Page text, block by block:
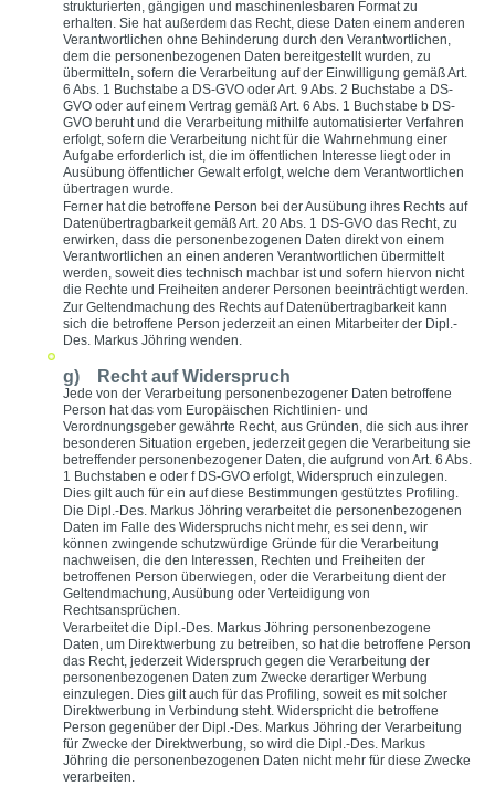
strukturierten, gängigen und maschinenlesbaren Format zu
erhalten. Sie hat außerdem das Recht, diese Daten einem anderen
Verantwortlichen ohne Behinderung durch den Verantwortlichen,
dem die personenbezogenen Daten bereitgestellt wurden, zu
übermitteln, sofern die Verarbeitung auf der Einwilligung gemäß Art.
6 Abs. 1 Buchstabe a DS-GVO oder Art. 9 Abs. 2 Buchstabe a DS-
GVO oder auf einem Vertrag gemäß Art. 6 Abs. 1 Buchstabe b DS-
GVO beruht und die Verarbeitung mithilfe automatisierter Verfahren
erfolgt, sofern die Verarbeitung nicht für die Wahrnehmung einer
Aufgabe erforderlich ist, die im öffentlichen Interesse liegt oder in
Ausübung öffentlicher Gewalt erfolgt, welche dem Verantwortlichen
übertragen wurde.
Ferner hat die betroffene Person bei der Ausübung ihres Rechts auf
Datenübertragbarkeit gemäß Art. 20 Abs. 1 DS-GVO das Recht, zu
erwirken, dass die personenbezogenen Daten direkt von einem
Verantwortlichen an einen anderen Verantwortlichen übermittelt
werden, soweit dies technisch machbar ist und sofern hiervon nicht
die Rechte und Freiheiten anderer Personen beeinträchtigt werden.
Zur Geltendmachung des Rechts auf Datenübertragbarkeit kann
sich die betroffene Person jederzeit an einen Mitarbeiter der Dipl.-
Des. Markus Jöhring wenden.
g) Recht auf Widerspruch
Jede von der Verarbeitung personenbezogener Daten betroffene
Person hat das vom Europäischen Richtlinien- und
Verordnungsgeber gewährte Recht, aus Gründen, die sich aus ihrer
besonderen Situation ergeben, jederzeit gegen die Verarbeitung sie
betreffender personenbezogener Daten, die aufgrund von Art. 6 Abs.
1 Buchstaben e oder f DS-GVO erfolgt, Widerspruch einzulegen.
Dies gilt auch für ein auf diese Bestimmungen gestütztes Profiling.
Die Dipl.-Des. Markus Jöhring verarbeitet die personenbezogenen
Daten im Falle des Widerspruchs nicht mehr, es sei denn, wir
können zwingende schutzwürdige Gründe für die Verarbeitung
nachweisen, die den Interessen, Rechten und Freiheiten der
betroffenen Person überwiegen, oder die Verarbeitung dient der
Geltendmachung, Ausübung oder Verteidigung von
Rechtsansprüchen.
Verarbeitet die Dipl.-Des. Markus Jöhring personenbezogene
Daten, um Direktwerbung zu betreiben, so hat die betroffene Person
das Recht, jederzeit Widerspruch gegen die Verarbeitung der
personenbezogenen Daten zum Zwecke derartiger Werbung
einzulegen. Dies gilt auch für das Profiling, soweit es mit solcher
Direktwerbung in Verbindung steht. Widerspricht die betroffene
Person gegenüber der Dipl.-Des. Markus Jöhring der Verarbeitung
für Zwecke der Direktwerbung, so wird die Dipl.-Des. Markus
Jöhring die personenbezogenen Daten nicht mehr für diese Zwecke
verarbeiten.